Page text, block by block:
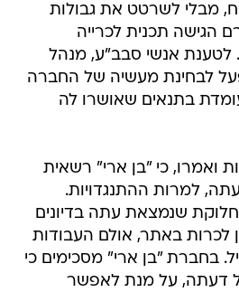
מבלי לשרטט את גבולות
הגישה תכנית לכרייה
לטענת אנשי סבב"ע, מנהל
לבחינת מעשיה של החברה
בתנאים שאושרו לה
ואמרו, כי "בן ארי" רשאית
למרות ההתנגדויות.
שנמצאת עתה בדיונים
לכרות באתר, אולם העבודות
בחברת "בן ארי" מסכימים כי
דעתה, על מנת לאפשר